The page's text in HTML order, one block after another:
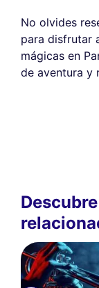
No olvides
para disfrutar
mágicas en
de aventura y